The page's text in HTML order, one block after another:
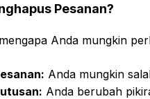
Pesanan?
Anda mungkin
Anda mungkin
Anda berubah